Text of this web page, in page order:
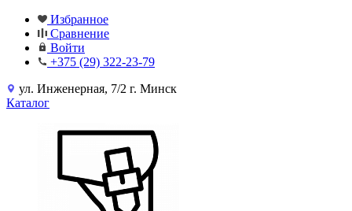
Избранное
Сравнение
Войти
+375 (29) 322-23-79
ул. Инженерная, 7/2 г. Минск
Каталог